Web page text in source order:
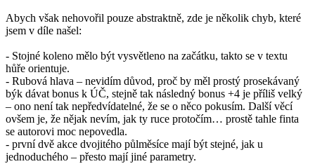
Abych však nehovořil pouze abstraktně, zde je několik chyb, které
jsem v díle našel:
- Stojné koleno mělo být vysvětleno na začátku, takto se v textu
hůře orientuje.
- Rubová hlava – nevidím důvod, proč by měl prostý prosekávaný
býk dávat bonus k ÚČ, stejně tak následný bonus +4 je příliš velký
– ono není tak nepředvídatelné, že se o něco pokusím. Další věcí
ovšem je, že nějak nevím, jak ty ruce protočím… prostě tahle finta
se autorovi moc nepovedla.
- první dvě akce dvojitého půlměsíce mají být stejné, jak u
jednoduchého – přesto mají jiné parametry.